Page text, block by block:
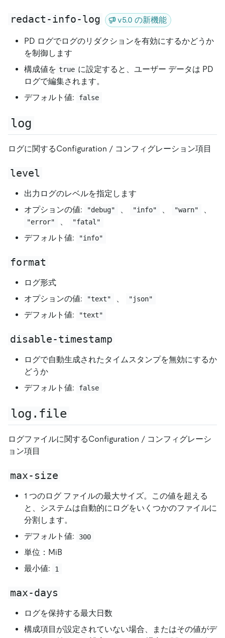
redact-info-log v5.0 の新機能
PD ログでログのリダクションを有効にするかどうか
を制御します
構成値を true に設定すると、ユーザー データは PD
ログで編集されます。
デフォルト値:
false
log
ログに関するConfiguration / コンフィグレーション項目
level
出力ログのレベルを指定します
オプションの値:
"debug" 、 "info" 、 "warn" 、
"error" 、 "fatal"
デフォルト値: "info"
format
ログ形式
オプションの値:
"text" 、 "json"
デフォルト値: "text"
disable-timestamp
ログで自動生成されたタイムスタンプを無効にするか
どうか
デフォルト値:
false
log.file
ログファイルに関するConfiguration / コンフィグレーシ
ョン項目
max-size
1 つのログ ファイルの最大サイズ。この値を超える
と、システムは自動的にログをいくつかのファイルに
分割します。
デフォルト値:
300
単位：MiB
最小値:
1
max-days
ログを保持する最大日数
構成項目が設定されていない場合、またはその値がデ